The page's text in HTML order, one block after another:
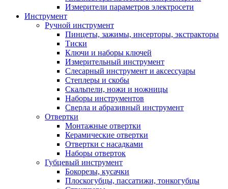
Измерители параметров электросети
Инструмент
Ручной инструмент
Пинцеты, зажимы, инсерторы, экстракторы
Тиски
Ключи и наборы ключей
Измерительный инструмент
Слесарный инструмент и аксессуары
Степлеры и скобы
Скальпели, ножи и ножницы
Наборы инструментов
Сверла и абразивный инструмент
Отвертки
Монтажные отвертки
Керамические отвертки
Отвертки с насадками
Наборы отверток
Губцевый инструмент
Бокорезы, кусачки
Плоскогубцы, пассатижи, тонкогубцы